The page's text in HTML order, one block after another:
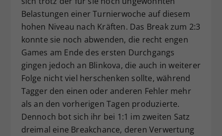
Belastungen einer Turnierwoche auf diesem
hohen Niveau nach Kräften. Das Break zum 2:3
konnte sie noch abwenden, die recht engen
Games am Ende des ersten Durchgangs
gingen jedoch an Blinkova, die auch in weiterer
Folge nicht viel herschenken sollte, während
Tagger den einen oder anderen Fehler mehr
als an den vorherigen Tagen produzierte.
Dennoch bot sich ihr bei 1:1 im zweiten Satz
dreimal eine Breakchance, deren Verwertung